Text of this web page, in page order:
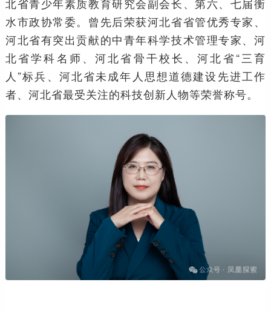
北省青少年素质教育研究会副会长、第六、七届衡
水市政协常委。曾先后荣获河北省省管优秀专家、
河北省有突出贡献的中青年科学技术管理专家、河
北省学科名师、河北省骨干校长、河北省“三育
人”标兵、河北省未成年人思想道德建设先进工作
者、河北省最受关注的科技创新人物等荣誉称号。